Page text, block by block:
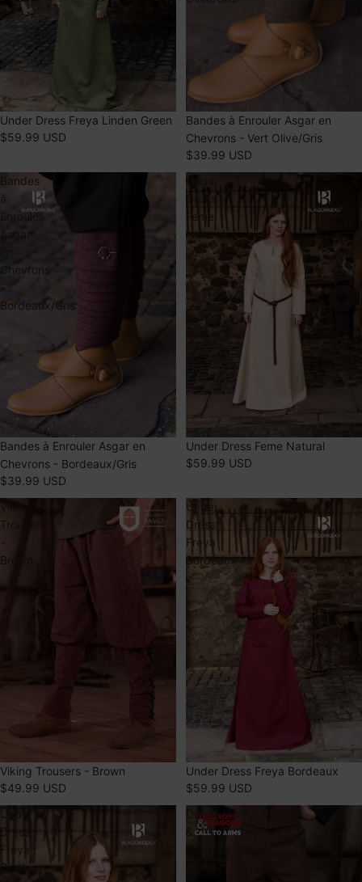
Under Dress Freya Linden Green
$59.99 USD
Bandes à Enrouler Asgar en
Chevrons - Vert Olive/Gris
$39.99 USD
Bandes
à
Enrouler
Asgar
Chevrons
Bordeaux/Gris
Bandes à Enrouler Asgar en
Chevrons - Bordeaux/Gris
$39.99 USD
Dress
Feme
Natural
Under Dress Feme Natural
$59.99 USD
Viking
Trousers
-
Brown
Viking Trousers - Brown
$49.99 USD
Under
Dress
Freya
Bordeaux
Under Dress Freya Bordeaux
$59.99 USD
Dress
Freya
Black
Dungeons